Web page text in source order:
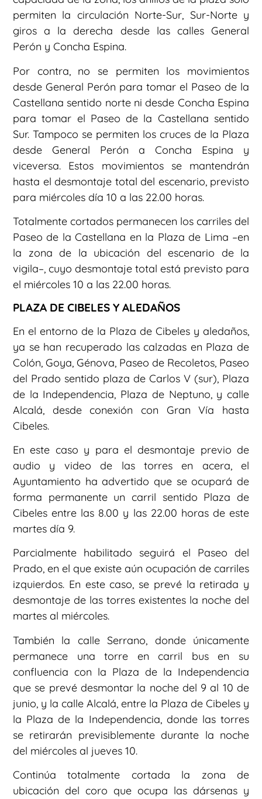
permiten la circulación Norte-Sur, Sur-Norte y
giros a la derecha desde las calles General
Perón y Concha Espina.
Por contra, no se permiten los movimientos
desde General Perón para tomar el Paseo de la
Castellana sentido norte ni desde Concha Espina
para tomar el Paseo de la Castellana sentido
Sur. Tampoco se permiten los cruces de la Plaza
desde General Perón a Concha Espina y
viceversa. Estos movimientos se mantendrán
hasta el desmontaje total del escenario, previsto
para miércoles día 10 a las 22.00 horas.
Totalmente cortados permanecen los carriles del
Paseo de la Castellana en la Plaza de Lima –en
la zona de la ubicación del escenario de la
vigila–, cuyo desmontaje total está previsto para
el miércoles 10 a las 22.00 horas.
PLAZA DE CIBELES Y ALEDAÑOS
En el entorno de la Plaza de Cibeles y aledaños,
ya se han recuperado las calzadas en Plaza de
Colón, Goya, Génova, Paseo de Recoletos, Paseo
del Prado sentido plaza de Carlos V (sur), Plaza
de la Independencia, Plaza de Neptuno, y calle
Alcalá, desde conexión con Gran Vía hasta
Cibeles.
En este caso y para el desmontaje previo de
audio y video de las torres en acera, el
Ayuntamiento ha advertido que se ocupará de
forma permanente un carril sentido Plaza de
Cibeles entre las 8.00 y las 22.00 horas de este
martes día 9.
Parcialmente habilitado seguirá el Paseo del
Prado, en el que existe aún ocupación de carriles
izquierdos. En este caso, se prevé la retirada y
desmontaje de las torres existentes la noche del
martes al miércoles.
También la calle Serrano, donde únicamente
permanece una torre en carril bus en su
confluencia con la Plaza de la Independencia
que se prevé desmontar la noche del 9 al 10 de
junio, y la calle Alcalá, entre la Plaza de Cibeles y
la Plaza de la Independencia, donde las torres
se retirarán previsiblemente durante la noche
del miércoles al jueves 10.
Continúa totalmente cortada la zona de
ubicación del coro que ocupa las dársenas y